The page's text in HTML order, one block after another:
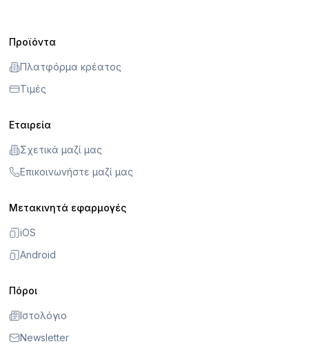
Προϊόντα
Πλατφόρμα κρέατος
Τιμές
Εταιρεία
Σχετικά μαζί μας
Επικοινωνήστε μαζί μας
Μετακινητά εφαρμογές
iOS
Android
Πόροι
Ιστολόγιο
Newsletter